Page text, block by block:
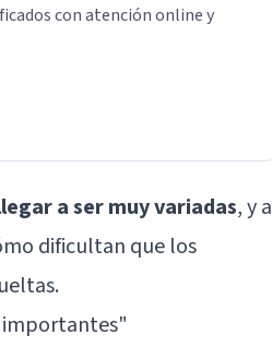
con atención online y
a ser muy variadas, y a
dificultan que los
importantes"